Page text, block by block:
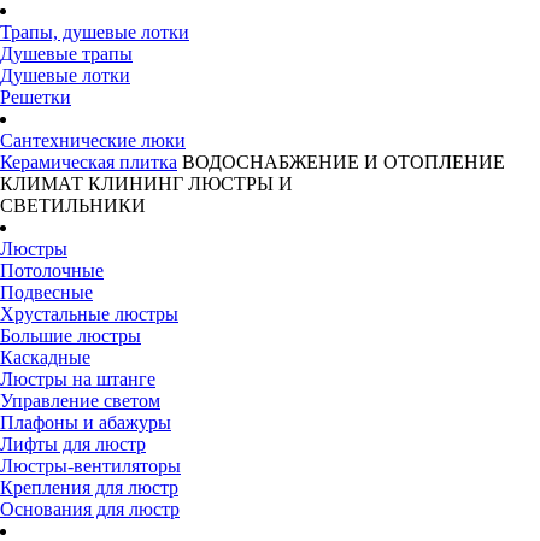
Трапы, душевые лотки
Душевые трапы
Душевые лотки
Решетки
Сантехнические люки
Керамическая плитка ВОДОСНАБЖЕНИЕ И ОТОПЛЕНИЕ
КЛИМАТ КЛИНИНГ ЛЮСТРЫ И
СВЕТИЛЬНИКИ
Люстры
Потолочные
Подвесные
Хрустальные люстры
Большие люстры
Каскадные
Люстры на штанге
Управление светом
Плафоны и абажуры
Лифты для люстр
Люстры-вентиляторы
Крепления для люстр
Основания для люстр